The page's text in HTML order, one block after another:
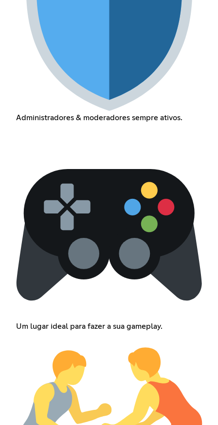
Administradores & moderadores sempre ativos.
Um lugar ideal para fazer a sua gameplay.